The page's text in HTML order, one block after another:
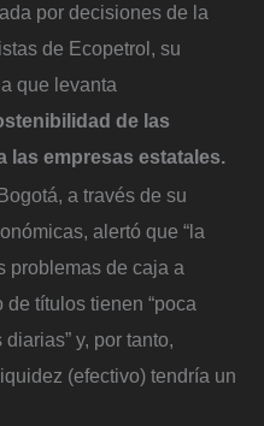
por decisiones de la
de Ecopetrol, su
que levanta
de las
las empresas estatales.
a través de su
alertó que “la
problemas de caja a
de títulos tienen “poca
y, por tanto,
(efectivo) tendría un